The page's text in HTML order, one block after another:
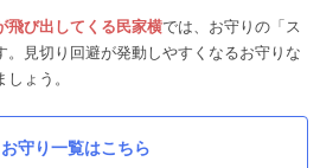
飛び出してくる民家横では、お守りの「ス
。見切り回避が発動しやすくなるお守りな
ょう。
お守り一覧はこちら